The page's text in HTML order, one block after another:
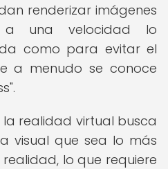
renderizar imágenes
una velocidad lo
como para evitar el
a menudo se conoce
la realidad virtual busca
visual que sea lo más
lo que requiere